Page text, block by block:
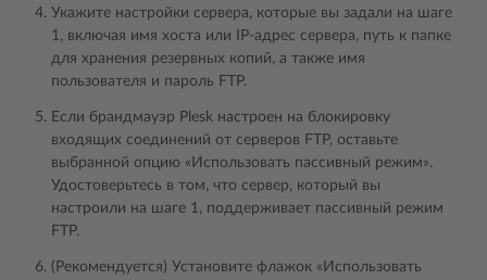
Укажите настройки сервера, которые вы задали на шаге
1, включая имя хоста или IP-адрес сервера, путь к папке
для хранения резервных копий, а также имя
пользователя и пароль FTP.
Если брандмауэр Plesk настроен на блокировку
входящих соединений от серверов FTP, оставьте
выбранной опцию «Использовать пассивный режим».
Удостоверьтесь в том, что сервер, который вы
настроили на шаге 1, поддерживает пассивный режим
FTP.
(Рекомендуется) Установите флажок «Использовать